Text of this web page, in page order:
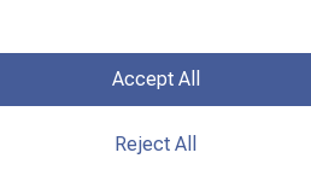
Reject All
Accept All
Subscreva a